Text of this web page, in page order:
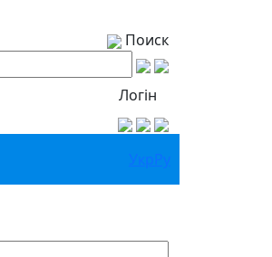
Поиск
Логін
УкрРу